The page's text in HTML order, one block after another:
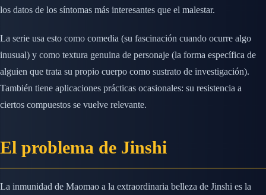
los datos de los síntomas más interesantes que el malestar.
La serie usa esto como comedia (su fascinación cuando ocurre algo
inusual) y como textura genuina de personaje (la forma específica de
alguien que trata su propio cuerpo como sustrato de investigación).
También tiene aplicaciones prácticas ocasionales: su resistencia a
ciertos compuestos se vuelve relevante.
El problema de Jinshi
La inmunidad de Maomao a la extraordinaria belleza de Jinshi es la